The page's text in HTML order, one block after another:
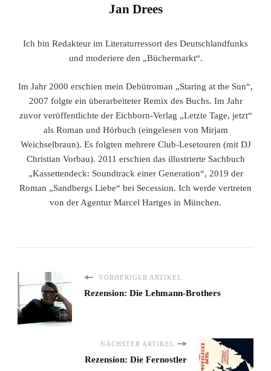
Jan Drees
Ich bin Redakteur im Literaturressort des Deutschlandfunks
und moderiere den „Büchermarkt“.
Im Jahr 2000 erschien mein Debütroman „Staring at the Sun“,
2007 folgte ein überarbeiteter Remix des Buchs. Im Jahr
zuvor veröffentlichte der Eichborn-Verlag „Letzte Tage, jetzt“
als Roman und Hörbuch (eingelesen von Mirjam
Weichselbraun). Es folgten mehrere Club-Lesetouren (mit DJ
Christian Vorbau). 2011 erschien das illustrierte Sachbuch
„Kassettendeck: Soundtrack einer Generation“, 2019 der
Roman „Sandbergs Liebe“ bei Secession. Ich werde vertreten
von der Agentur Marcel Hartges in München.
VORHERIGER ARTIKEL
Rezension: Die Lehmann-Brothers
NÄCHSTER ARTIKEL
Rezension: Die Fernostler